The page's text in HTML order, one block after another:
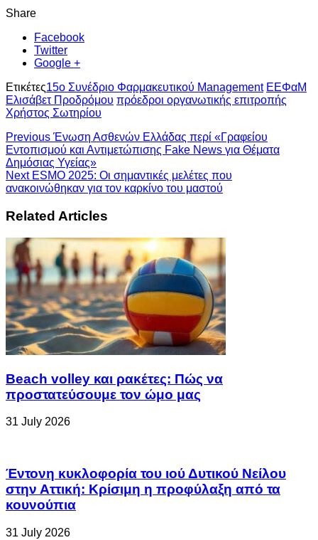
Share
Facebook
Twitter
Google +
Ετικέτες15ο Συνέδριο Φαρμακευτικού Management ΕΕΦαΜ
Ελισάβετ Προδρόμου πρόεδροι οργανωτικής επιτροπής
Χρήστος Σωτηρίου
Previous Ένωση Ασθενών Ελλάδας περί «Γραφείου
Εντοπισμού και Αντιμετώπισης Fake News για Θέματα
Δημόσιας Υγείας»
NextESMO 2025: Οι σημαντικές μελέτες που
ανακοινώθηκαν για τον καρκίνο του μαστού
Related Articles
Beach volley και ρακέτες: Πώς να
προστατεύσουμε τον ώμο μας
31 July 2026
Έντονη κυκλοφορία του ιού Δυτικού Νείλου
στην Αττική: Κρίσιμη η προφύλαξη από τα
κουνούπια
31 July 2026